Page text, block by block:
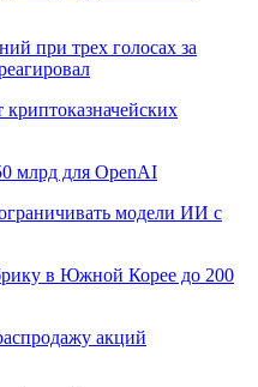
при трех голосах за
млрд для OpenAI
модели ИИ с
в Южной Корее до 200
акций